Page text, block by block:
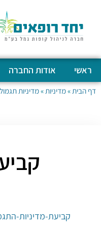
ראשי אודות החברה
דף הבית »מדיניות »מדיניות
קביעת-מדיניות-